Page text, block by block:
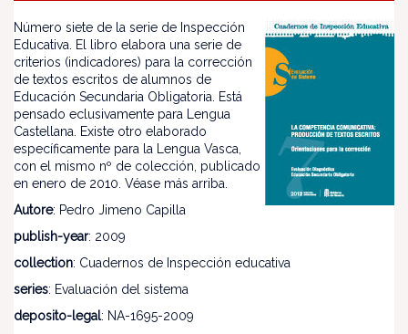
Número siete de la serie de Inspección
Educativa. El libro elabora una serie de
criterios (indicadores) para la corrección
de textos escritos de alumnos de
Educación Secundaria Obligatoria. Está
pensado eclusivamente para Lengua
Castellana. Existe otro elaborado
específicamente para la Lengua Vasca,
con el mismo nº de colección, publicado
en enero de 2010. Véase más arriba.
Autore: Pedro Jimeno Capilla
publish-year: 2009
collection: Cuadernos de Inspección educativa
series: Evaluación del sistema
deposito-legal: NA-1695-2009